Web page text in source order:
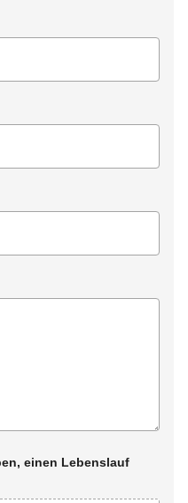
einen Lebenslauf